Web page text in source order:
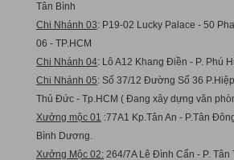
Tân Bình
Chi Nhánh 03: P19-02 Lucky Palace - 50
06 - TP.HCM
Chi Nhánh 04: Lô A12 Khang Điền - P. Phú
Chi Nhánh 05: Số 37/12 Đường Số 36
Thủ Đức - Tp.HCM ( Đang xây dựng văn
Xưởng mộc 01
:77A1 Kp.Tân An - P.Tân
Bình Dương.
Xưởng Mộc 02: 264/7A Lê Đình Cẩn - P. Tân